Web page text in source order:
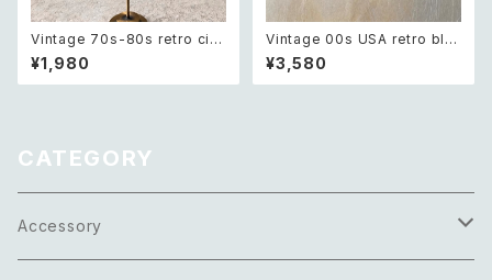
Vintage 70s-80s retro circ
le design earrings レトロ ヴ
ィンテージ アクセサリー サーク
ル デザイン イヤリング
¥1,980
Vintage 00s USA retro blu
e painted botanical flower
design necklace レトロ アメ
リカ ヴィンテージ アクセサリー
¥3,580
CATEGORY
Accessory